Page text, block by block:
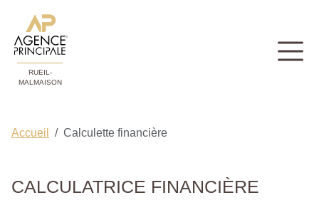
RUEIL-
MALMAISON
Accueil Calculette financière
CALCULATRICE FINANCIÈRE